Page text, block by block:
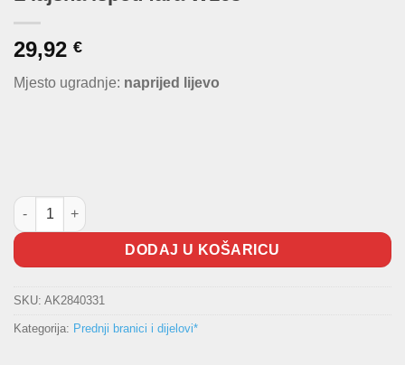
29,92 €
Mjesto ugradnje: naprijed lijevo
L lajsna ispod fara W163 količina
DODAJ U KOŠARICU
SKU: AK2840331
Kategorija: Prednji branici i dijelovi*